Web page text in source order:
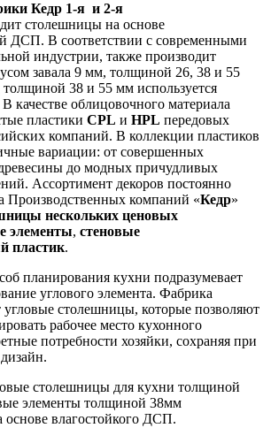
Кедр 1-я и 2-я
столешницы на основе
ДСП. В соответствии с современными
индустрии, также производит
завала 9 мм, толщиной 26, 38 и 55
38 и 55 мм используется
качестве облицовочного материала
пластики CPL и HPL передовых
компаний. В коллекции пластиков
вариации: от совершенных
до модных причудливых
Ассортимент декоров постоянно
Производственных компаний «Кедр»
нескольких ценовых
элементы, стеновые
пластик.
планирования кухни подразумевает
углового элемента. Фабрика
угловые столешницы, которые позволяют
рабочее место кухонного
потребности хозяйки, сохраняя при
столешницы для кухни толщиной
элементы толщиной 38мм
основе влагостойкого ДСП.